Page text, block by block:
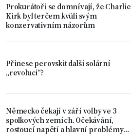
Prokurátoři se domnívají, že Charlie
Kirk byl terčem kvůli svým
konzervativním názorům
Přinese perovskit další solární
„revoluci“?
Německo čekají v září volby ve 3
spolkových zemích. Očekávání,
rostoucí napětí a hlavní problémy